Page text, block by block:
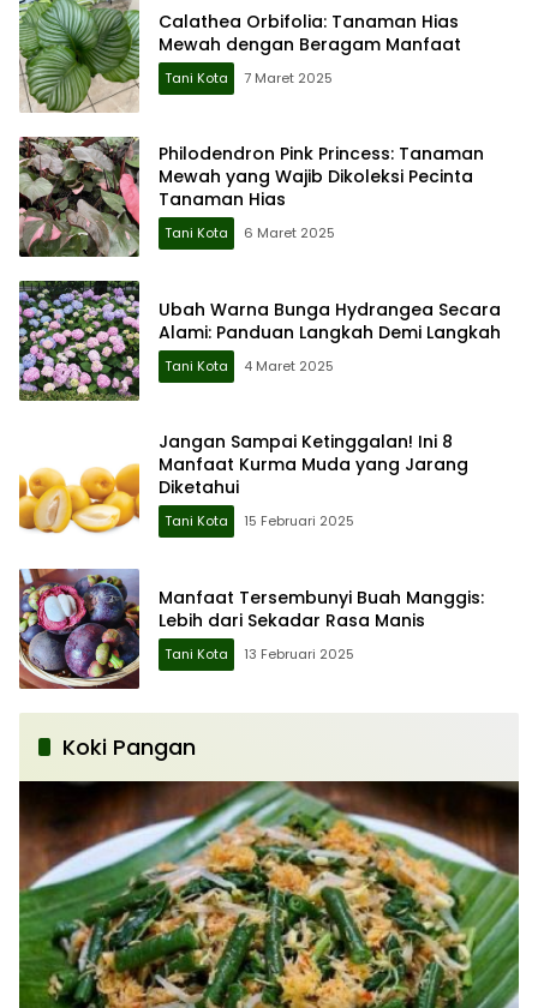
Calathea Orbifolia: Tanaman Hias
Mewah dengan Beragam Manfaat
Tani Kota 7 Maret 2025
Philodendron Pink Princess: Tanaman
Mewah yang Wajib Dikoleksi Pecinta
Tanaman Hias
Tani Kota 6 Maret 2025
Ubah Warna Bunga Hydrangea Secara
Alami: Panduan Langkah Demi Langkah
Tani Kota 4 Maret 2025
Jangan Sampai Ketinggalan! Ini 8
Manfaat Kurma Muda yang Jarang
Diketahui
Tani Kota 15 Februari 2025
Manfaat Tersembunyi Buah Manggis:
Lebih dari Sekadar Rasa Manis
Tani Kota 13 Februari 2025
Koki Pangan